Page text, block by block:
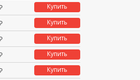
Купить
Купить
Купить
Купить
Купить